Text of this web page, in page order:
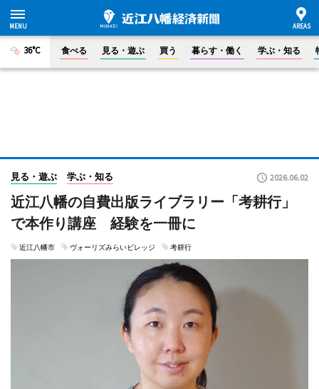
36°C 食べる 見る・遊ぶ 買う 暮らす・働く 学ぶ・知る
見る・遊ぶ 学ぶ・知る 2026.06.02
近江八幡の自費出版ライブラリー「考耕行」
で本作り講座 経験を一冊に
近江八幡市 ヴォーリズみらいビレッジ 考耕行